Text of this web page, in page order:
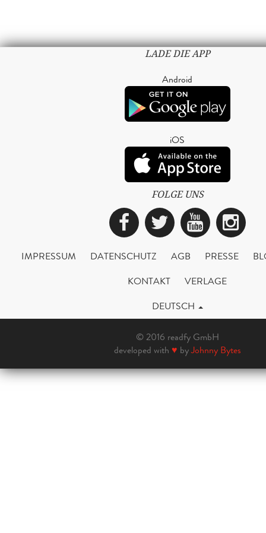
LADE DIE APP
Android
iOS
FOLGE UNS
Facebook
Twitter
IMPRESSUM DATENSCHUTZ AGB PRESSE
KONTAKT
VERLAGE
DEUTSCH
© 2016 readfy GmbH
developed with ♥ byJohnny Bytes